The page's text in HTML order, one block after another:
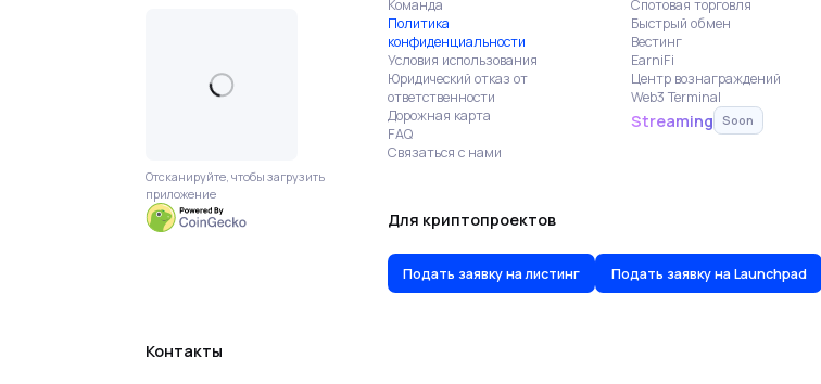
Отсканируйте, чтобы загрузить
приложение
Команда
Политика
конфиденциальности
Условия использования
Юридический отказ от
ответственности
Дорожная карта
FAQ
Связаться с нами
Спотовая торговля
Быстрый обмен
Вестинг
EarniFi
Центр вознаграждений
Web3 Terminal
Streaming Soon
Для криптопроектов
Подать заявку на листинг Подать заявку на Launchpad
Контакты